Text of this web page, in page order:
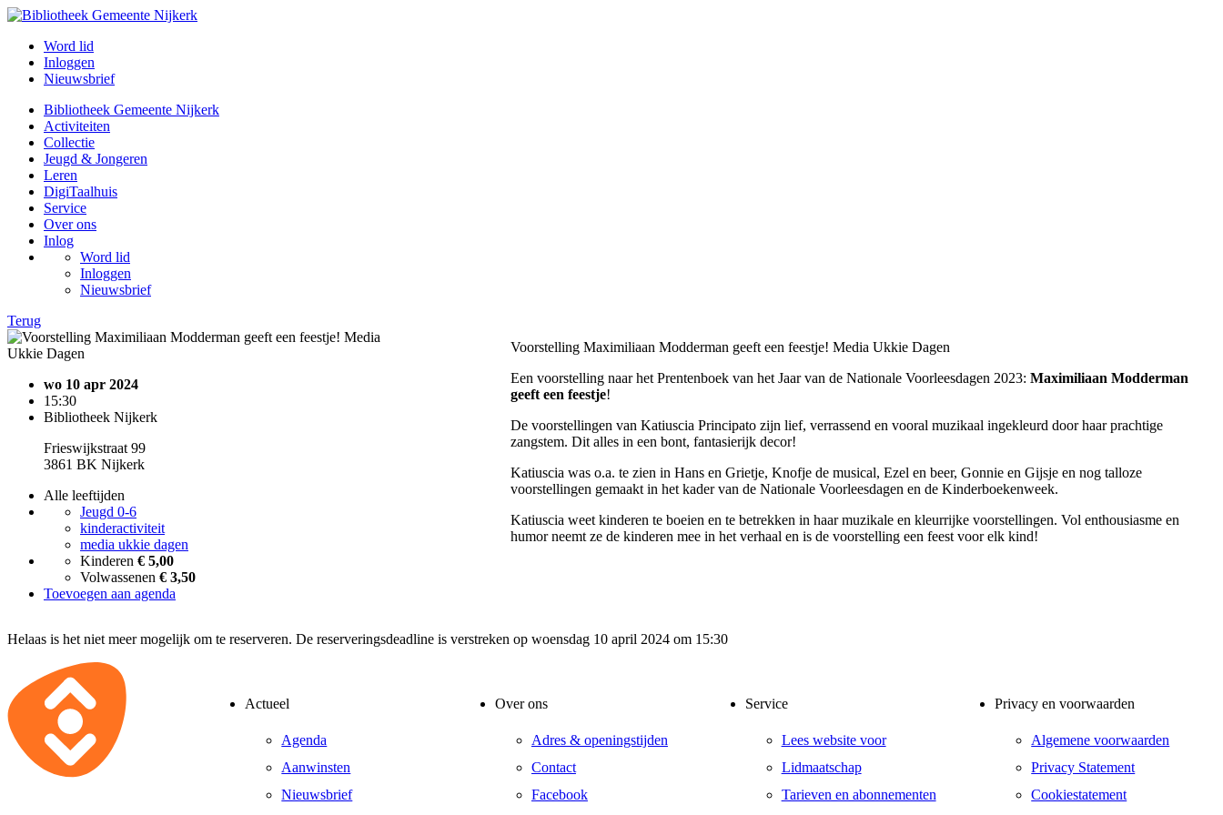
Word lid
Inloggen
Nieuwsbrief
Bibliotheek Gemeente Nijkerk
Activiteiten
Collectie
Jeugd & Jongeren
Leren
DigiTaalhuis
Service
Over ons
Inlog
Word lid
Inloggen
Nieuwsbrief
Terug
wo 10 apr 2024
15:30
Bibliotheek Nijkerk
Frieswijkstraat 99
3861 BK Nijkerk
Alle leeftijden
Jeugd 0-6
kinderactiviteit
media ukkie dagen
Kinderen € 5,00
Volwassenen € 3,50
Toevoegen aan agenda
Voorstelling Maximiliaan Modderman geeft een feestje! Media Ukkie Dagen
Een voorstelling naar het Prentenboek van het Jaar van de Nationale Voorleesdagen 2023:Maximiliaan Modderman
geeft een feestje!
De voorstellingen van Katiuscia Principato zijn lief, verrassend en vooral muzikaal ingekleurd door haar prachtige
zangstem. Dit alles in een bont, fantasierijk decor!
Katiuscia was o.a. te zien in Hans en Grietje, Knofje de musical, Ezel en beer, Gonnie en Gijsje en nog talloze
voorstellingen gemaakt in het kader van de Nationale Voorleesdagen en de Kinderboekenweek.
Katiuscia weet kinderen te boeien en te betrekken in haar muzikale en kleurrijke voorstellingen. Vol enthousiasme en
humor neemt ze de kinderen mee in het verhaal en is de voorstelling een feest voor elk kind!
Helaas is het niet meer mogelijk om te reserveren. De reserveringsdeadline is verstreken op woensdag 10 april 2024 om 15:30
Actueel
Agenda
Aanwinsten
Nieuwsbrief
Over ons
Adres & openingstijden
Contact
Facebook
Service
Lees website voor
Lidmaatschap
Tarieven en abonnementen
Privacy en voorwaarden
Algemene voorwaarden
Privacy Statement
Cookiestatement